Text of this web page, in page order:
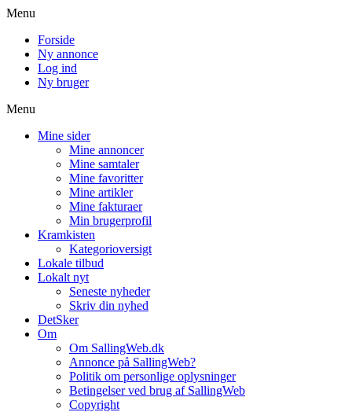
Menu
Forside
Ny annonce
Log ind
Ny bruger
Menu
Mine sider
Mine annoncer
Mine samtaler
Mine favoritter
Mine artikler
Mine fakturaer
Min brugerprofil
Kramkisten
Kategorioversigt
Lokale tilbud
Lokalt nyt
Seneste nyheder
Skriv din nyhed
DetSker
Om
Om SallingWeb.dk
Annonce på SallingWeb?
Politik om personlige oplysninger
Betingelser ved brug af SallingWeb
Copyright